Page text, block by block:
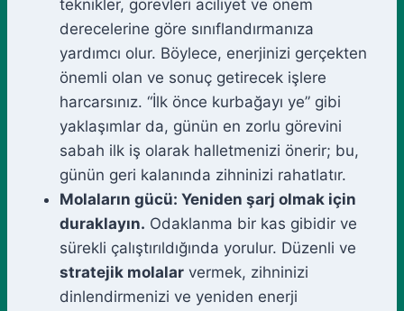
teknikler, görevleri aciliyet ve önem
derecelerine göre sınıflandırmanıza
yardımcı olur. Böylece, enerjinizi gerçekten
önemli olan ve sonuç getirecek işlere
harcarsınız. “İlk önce kurbağayı ye” gibi
yaklaşımlar da, günün en zorlu görevini
sabah ilk iş olarak halletmenizi önerir; bu,
günün geri kalanında zihninizi rahatlatır.
Molaların gücü: Yeniden şarj olmak için
duraklayın. Odaklanma bir kas gibidir ve
sürekli çalıştırıldığında yorulur. Düzenli ve
stratejik molalar vermek, zihninizi
dinlendirmenizi ve yeniden enerji